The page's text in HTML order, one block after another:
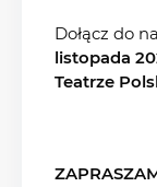
Dołącz do
listopada
Teatrze